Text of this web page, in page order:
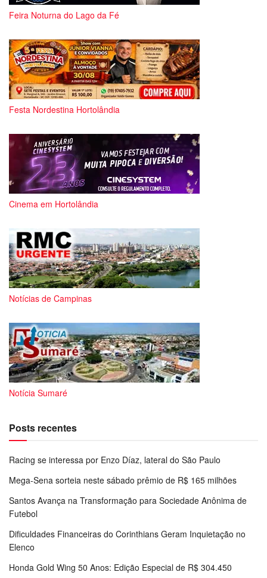
Feira Noturna do Lago da Fé
Festa Nordestina Hortolândia
Cinema em Hortolândia
Notícias de Campinas
Notícia Sumaré
Posts recentes
Racing se interessa por Enzo Díaz, lateral do São Paulo
Mega-Sena sorteia neste sábado prêmio de R$ 165 milhões
Santos Avança na Transformação para Sociedade Anônima de
Futebol
Dificuldades Financeiras do Corinthians Geram Inquietação no
Elenco
Honda Gold Wing 50 Anos: Edição Especial de R$ 304.450